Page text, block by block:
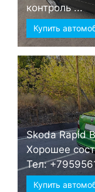
контроль ...
Купить
Skoda Rapid
Хорошее
Тел:
Купить